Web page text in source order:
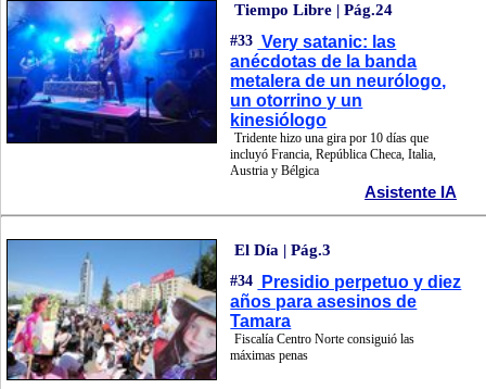
Tiempo Libre | Pág.24
#33 Very satanic: las
anécdotas de la banda
metalera de un neurólogo,
un otorrino y un
kinesiólogo
Tridente hizo una gira por 10 días que
incluyó Francia, República Checa, Italia,
Austria y Bélgica
Asistente IA
El Día | Pág.3
#34
Presidio perpetuo y diez
años para asesinos de
Tamara
Fiscalía Centro Norte consiguió las
máximas penas